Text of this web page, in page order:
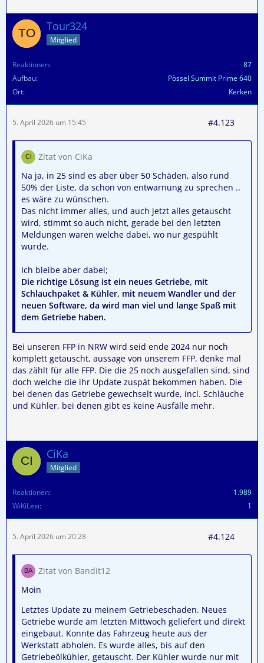
Tour324
Mitglied
Reaktionen
87
Aufbau
Pössel Summit Prime 640
Ort
Kerken
5. April 2026 um 15:45 #4.123
Zitat von CiKa
Na ja, in 25 sind es aber über 50 Schäden, also rund
50% der Liste, da schon von entwarnung zu sprechen ..
es wäre zu wünschen.
Das nicht immer alles, und auch jetzt alles getauscht
wird, stimmt so auch nicht, gerade bei den letzten
Meldungen waren welche dabei, wo nur gespühlt
wurde.
Ich bleibe aber dabei;
Die richtige Lösung ist ein neues Getriebe, mit
Schlauchpaket & Kühler, mit neuem Wandler und der
neuen Software, da wird man viel und lange Spaß mit
dem Getriebe haben.
Bei unseren FFP in NRW wird seid ende 2024 nur noch
komplett getauscht, aussage von unserem FFP, denke mal
das zählt für alle FFP. Die die 25 noch ausgefallen sind, sind
doch welche die ihr Update zuspät bekommen haben. Die
bei denen das Getriebe gewechselt wurde, incl. Schläuche
und Kühler, bei denen gibt es keine Ausfälle mehr.
CiKa
Mitglied
Reaktionen
1.989
WiKiLexi
1
5. April 2026 um 20:28 #4.124
Zitat von Bandit12
Moin
Letztes Update zu meinem Getriebeschaden. Neues
Getriebe wurde am letzten Mittwoch geliefert und direkt
eingebaut. Konnte das Fahrzeug heute aus der
Werkstatt abholen. Es wurde alles, bis auf den
Getriebeölkühler, getauscht. Der Kühler wurde nur mit